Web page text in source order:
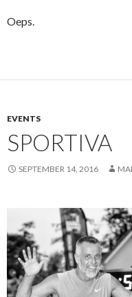
Oeps.
EVENTS
SPORTIVA
SEPTEMBER 14, 2016